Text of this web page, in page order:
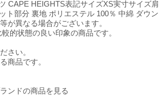
ツ CAPE HEIGHTS表記サイズXS実寸
ト部分 裏地 ポリエステル 100％ 中綿 ダ
が異なる場合がございます。
的状態の良い印象の商品です。
さい。
商品です。
ンドの商品を見る